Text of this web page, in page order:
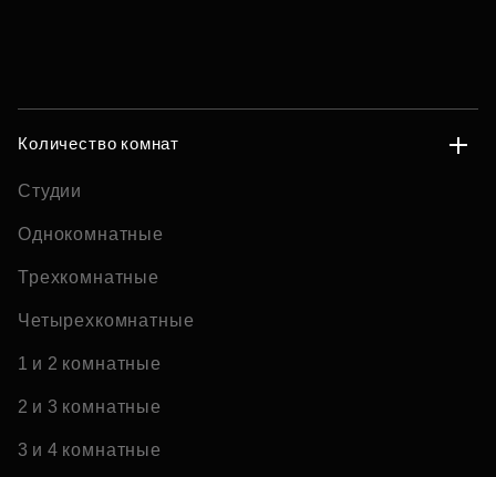
Количество комнат
Студии
Однокомнатные
Трехкомнатные
Четырехкомнатные
1 и 2 комнатные
2 и 3 комнатные
3 и 4 комнатные